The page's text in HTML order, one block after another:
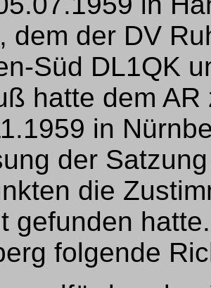
dem der DV
Süd DL1QK
hatte dem AR
in
der
die
gefunden
folgende